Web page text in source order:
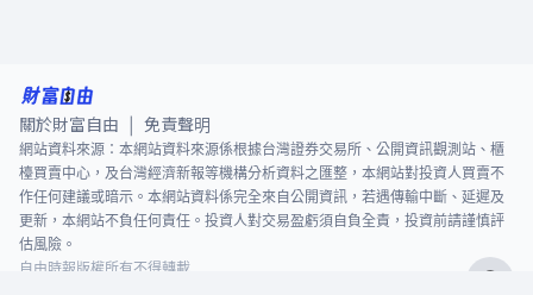
關於財富自由 免責聲明
網站資料來源：本網站資料來源係根據台灣證券交易所、公開資訊觀測站、櫃
檯買賣中心，及台灣經濟新報等機構分析資料之匯整，本網站對投資人買賣不
作任何建議或暗示。本網站資料係完全來自公開資訊，若遇傳輸中斷、延遲及
更新，本網站不負任何責任。投資人對交易盈虧須自負全責，投資前請謹慎評
估風險。
自由時報版權所有不得轉載